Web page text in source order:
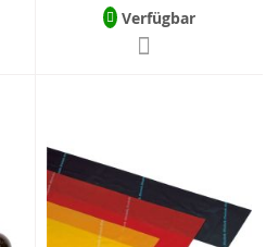
Verfügbar